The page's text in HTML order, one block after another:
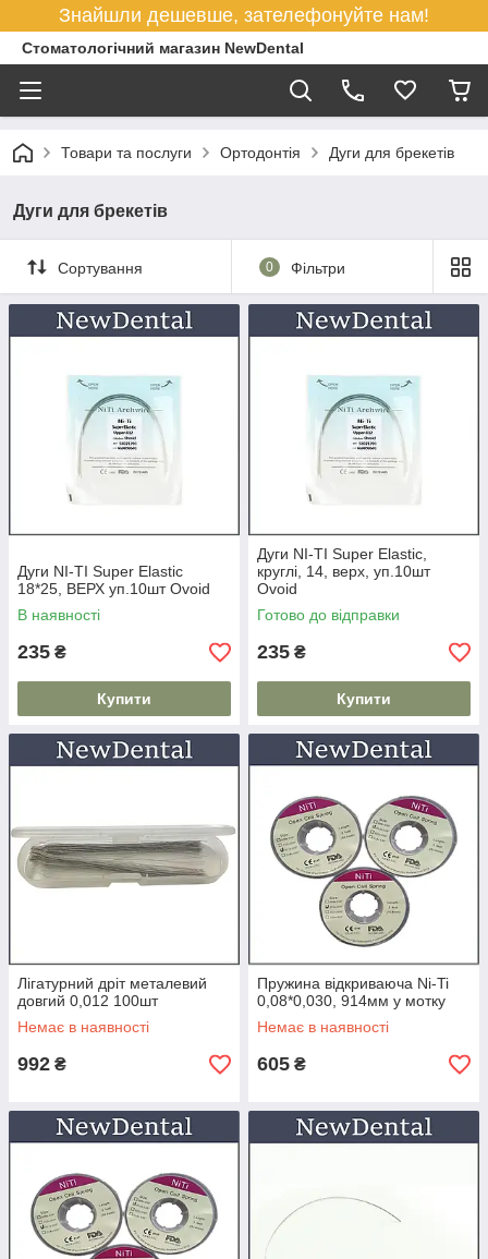
Знайшли дешевше, зателефонуйте нам!
Стоматологічний магазин NewDental
Товари та послуги Ортодонтія Дуги для брекетів
Дуги для брекетів
Сортування 0 Фільтри
Дуги NI-TI Super Elastic
18*25, ВЕРХ уп.10шт Ovoid
В наявності
235 ₴
Купити
Дуги NI-TI Super Elastic,
круглі, 14, верх, уп.10шт
Ovoid
Готово до відправки
235 ₴
Купити
Лігатурний дріт металевий
довгий 0,012 100шт
Немає в наявності
992 ₴
Пружина відкриваюча Ni-Ti
0,08*0,030, 914мм у мотку
Немає в наявності
605 ₴